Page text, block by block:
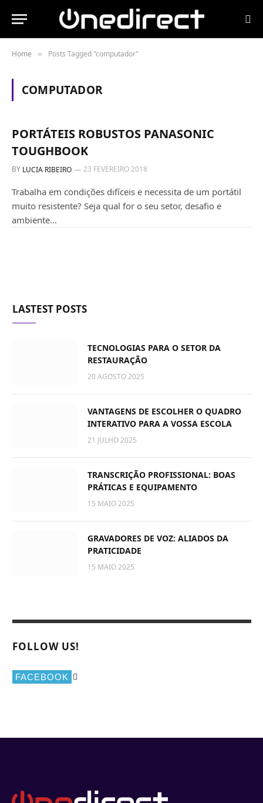
Home » Posts Tagged "computador"
COMPUTADOR
PORTÁTEIS ROBUSTOS PANASONIC
TOUGHBOOK
BY LUCIA RIBEIRO 23 FEVEREIRO 2018
Trabalha em condições difíceis e necessita de um portátil
muito resistente? Seja qual for o seu setor, desafio e
ambiente…
LASTEST POSTS
TECNOLOGIAS PARA O SETOR DA
RESTAURAÇÃO
20 AGOSTO 2025
VANTAGENS DE ESCOLHER O QUADRO
INTERATIVO PARA A VOSSA ESCOLA
21 JULHO 2025
TRANSCRIÇÃO PROFISSIONAL: BOAS
PRÁTICAS E EQUIPAMENTO
15 MAIO 2025
GRAVADORES DE VOZ: ALIADOS DA
PRATICIDADE
15 MAIO 2025
FOLLOW US!
FACEBOOK